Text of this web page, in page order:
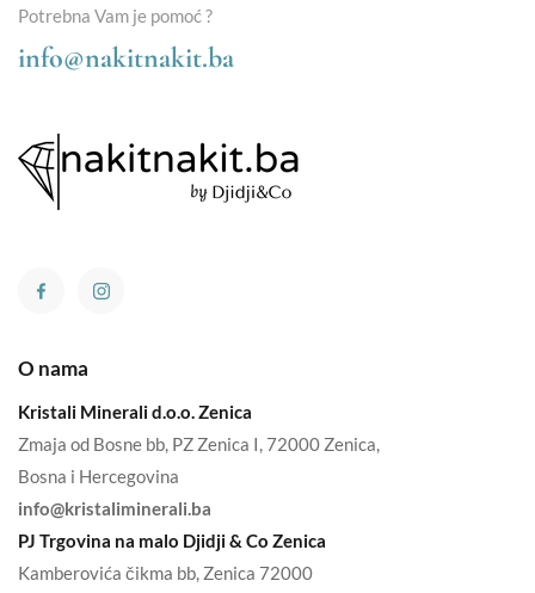
Potrebna Vam je pomoć ?
info@nakitnakit.ba
O nama
Kristali Minerali d.o.o. Zenica
Zmaja od Bosne bb, PZ Zenica I, 72000 Zenica,
Bosna i Hercegovina
info@kristaliminerali.ba
PJ Trgovina na malo Djidji & Co Zenica
Kamberovića čikma bb, Zenica 72000